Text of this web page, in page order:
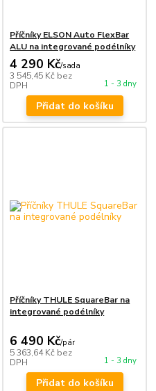
Příčníky ELSON Auto FlexBar
ALU na integrované podélníky
4 290 Kč/sada
3 545,45 Kč bez
DPH
1 - 3 dny
Přidat do košíku
Příčníky THULE SquareBar na
integrované podélníky
6 490 Kč/pár
5 363,64 Kč bez
DPH
1 - 3 dny
Přidat do košíku